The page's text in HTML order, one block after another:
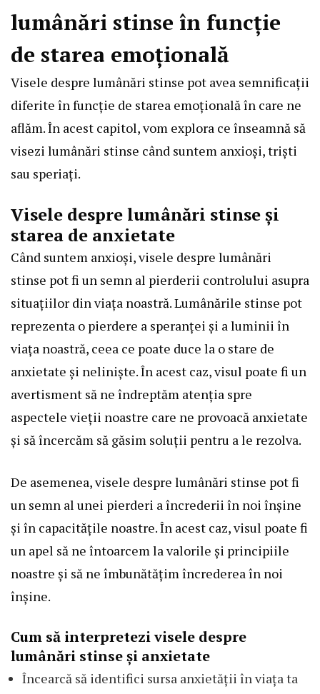
lumânări stinse în funcție
de starea emoțională
Visele despre lumânări stinse pot avea semnificații
diferite în funcție de starea emoțională în care ne
aflăm. În acest capitol, vom explora ce înseamnă să
visezi lumânări stinse când suntem anxioși, triști
sau speriați.
Visele despre lumânări stinse și
starea de anxietate
Când suntem anxioși, visele despre lumânări
stinse pot fi un semn al pierderii controlului asupra
situațiilor din viața noastră. Lumânările stinse pot
reprezenta o pierdere a speranței și a luminii în
viața noastră, ceea ce poate duce la o stare de
anxietate și neliniște. În acest caz, visul poate fi un
avertisment să ne îndreptăm atenția spre
aspectele vieții noastre care ne provoacă anxietate
și să încercăm să găsim soluții pentru a le rezolva.
De asemenea, visele despre lumânări stinse pot fi
un semn al unei pierderi a încrederii în noi înșine
și în capacitățile noastre. În acest caz, visul poate fi
un apel să ne întoarcem la valorile și principiile
noastre și să ne îmbunătățim încrederea în noi
înșine.
Cum să interpretezi visele despre
lumânări stinse și anxietate
Încearcă să identifici sursa anxietății în viața ta